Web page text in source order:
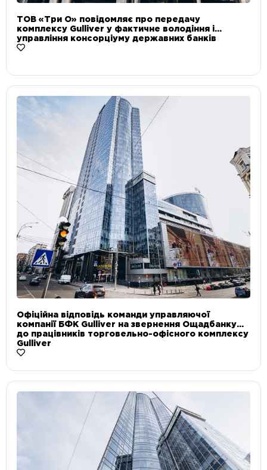
ТОВ «Три О» повідомляє про передачу
комплексу Gulliver у фактичне володіння і
управління консорціуму державних банків
Офіційна відповідь команди управляючої
компанії БФК Gulliver на звернення Ощадбанку
до працівників торговельно-офісного комплексу
Gulliver